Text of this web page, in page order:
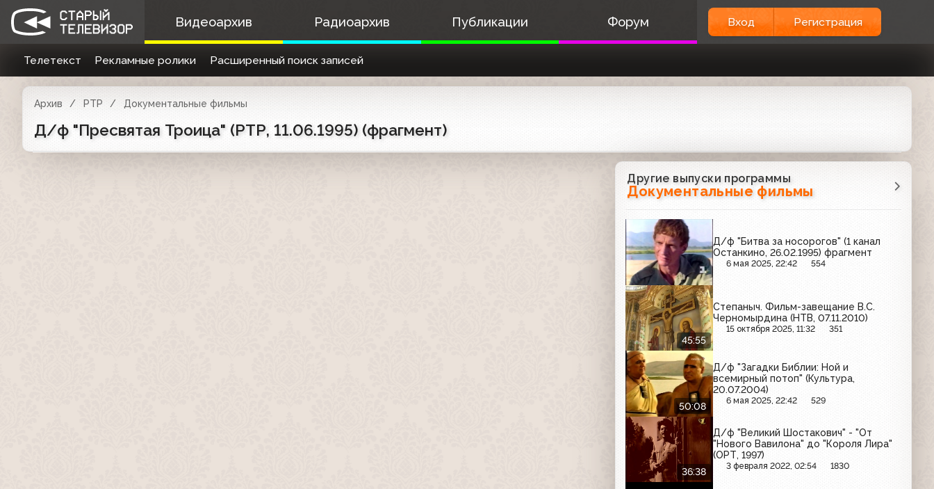
Видеоархив Радиоархив Публикации Форум Вход Регистрация
Телетекст Рекламные ролики Расширенный поиск записей
Архив РТР Документальные фильмы
Д/ф "Пресвятая Троица" (РТР, 11.06.1995) (фрагмент)
Другие выпуски программы
Документальные фильмы
Д/ф "Битва за носорогов" (1 канал
Останкино, 26.02.1995) фрагмент
6 мая 2025, 22:42 554
45:55
Степаныч. Фильм-завещание В.С.
Черномырдина (НТВ, 07.11.2010)
15 октября 2025, 11:32 351
50:08
Д/ф "Загадки Библии: Ной и
всемирный потоп" (Культура,
20.07.2004)
6 мая 2025, 22:42 529
36:38
Д/ф "Великий Шостакович" - "От
"Нового Вавилона" до "Короля Лира"
(ОРТ, 1997)
3 февраля 2022, 02:54 1830